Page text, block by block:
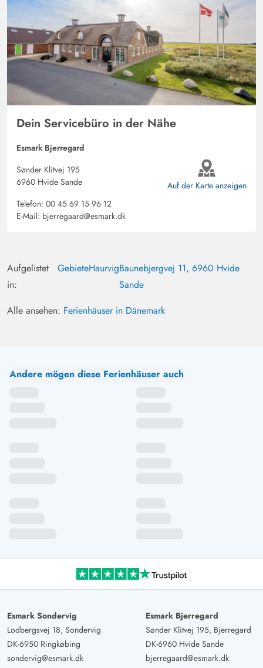
Sehr geräumiges Haus mit schönen Bädern und reichlich
Platz.. Schöne Terrassen mit viel Sonne.. Gepflegte
Außenanlage...
Dein Servicebüro in der Nähe
Esmark Bjerregard
Sønder Klitvej 195
6960 Hvide Sande
Telefon: 00 45 69 15 96 12
E-Mail: bjerregaard@esmark.dk
Auf der Karte anzeigen
Aufgelistet
in:
GebieteHaurvigBaunebjergvej 11, 6960 Hvide
Sande
Alle ansehen: Ferienhäuser in Dänemark
Andere mögen diese Ferienhäuser auch
Esmark Sondervig
Lodbergsvej 18, Sondervig
DK-6950 Ringkøbing
sondervig@esmark.dk
Esmark Bjerregard
Sønder Klitvej 195, Bjerregard
DK-6960 Hvide Sande
bjerregaard@esmark.dk